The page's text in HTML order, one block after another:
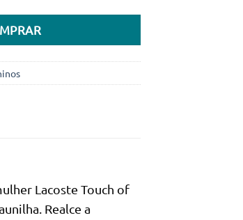
é:
Lacoste Touch of
Realce a